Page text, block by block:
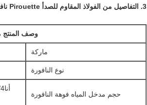
3. التفاصيل من الفولاذ المقاوم للصدأ Pirouette نافورة جيت فوهة نافورة رذاذ رئيس بركة فوهات نافورة
وصف المنتج
ماركة
نوع النافورة
حجم مدخل المياه فوهة النافورة
أنا3/4 بوصة